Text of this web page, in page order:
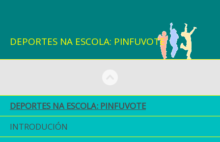
DEPORTES NA ESCOLA: PINFUVOTE
DEPORTES NA ESCOLA: PINFUVOTE
INTRODUCIÓN